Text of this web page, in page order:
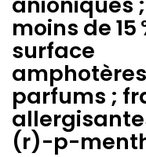
moins de 15
surface
parfums ;
(r)-p-